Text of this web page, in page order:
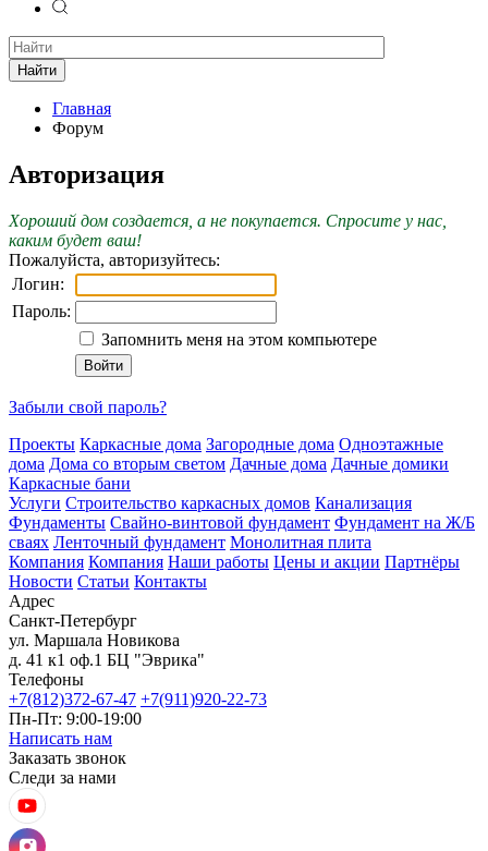
Найти
Главная
Форум
Авторизация
Хороший дом создается, а не покупается. Спросите у нас,
каким будет ваш!
Пожалуйста, авторизуйтесь:
Логин:
Пароль:
Запомнить меня на этом компьютере
Забыли свой пароль?
Проекты Каркасные дома Загородные дома Одноэтажные
дома Дома со вторым светом Дачные дома Дачные домики
Каркасные бани
Услуги Строительство каркасных домов Канализация
Фундаменты Свайно-винтовой фундамент Фундамент на Ж/Б
сваях Ленточный фундамент Монолитная плита
Компания Компания Наши работы Цены и акции Партнёры
Новости Статьи Контакты
Адрес
Санкт-Петербург
ул. Маршала Новикова
д. 41 к1 оф.1 БЦ "Эврика"
Телефоны
+7(812)372-67-47 +7(911)920-22-73
Пн-Пт: 9:00-19:00
Написать нам
Заказать звонок
Следи за нами